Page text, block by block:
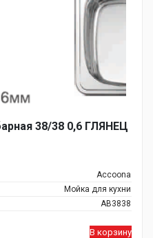
38/38 0,6 ГЛЯНЕЦ
Accoona
Мойка для кухни
AB3838
В корзину